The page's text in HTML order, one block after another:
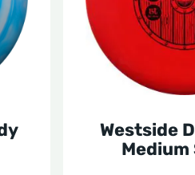
Westside
Medium
variaties.
Deze
optie
worden